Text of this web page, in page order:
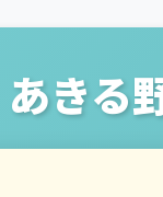
あきる